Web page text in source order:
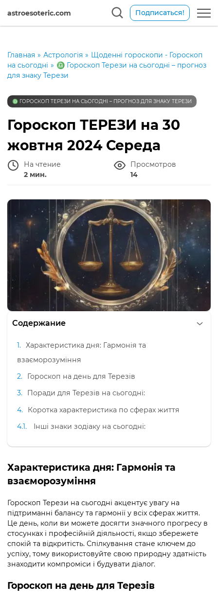
astroesoteric.com Подписаться!
Главная » Астрологія » Щоденні гороскопи - Гороскоп
на сьогодні » ♎️ Гороскоп Терези на сьогодні – прогноз
для знаку Терези
♎️ ГОРОСКОП ТЕРЕЗИ НА СЬОГОДНІ – ПРОГНОЗ ДЛЯ ЗНАКУ ТЕРЕЗИ
Гороскоп ТЕРЕЗИ на 30
жовтня 2024 Середа
На чтение
2 мин.
Просмотров
14
Содержание
Характеристика дня: Гармонія та
взаєморозуміння
Гороскоп на день для Терезів
Поради для Терезів на сьогодні:
Коротка характеристика по сферах життя
Інші знаки зодіаку на сьогодні:
Характеристика дня: Гармонія та
взаєморозуміння
Гороскоп Терези на сьогодні акцентує увагу на
підтриманні балансу та гармонії у всіх сферах життя.
Це день, коли ви можете досягти значного прогресу в
стосунках і професійній діяльності, якщо збережете
спокій та відкритість. Спілкування стане ключем до
успіху, тому використовуйте свою природну здатність
знаходити компроміси і будувати діалог.
Гороскоп на день для Терезів